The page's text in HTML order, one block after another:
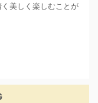
美しく楽しむことが